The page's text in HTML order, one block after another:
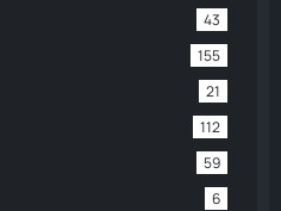
43
155
21
112
59
6